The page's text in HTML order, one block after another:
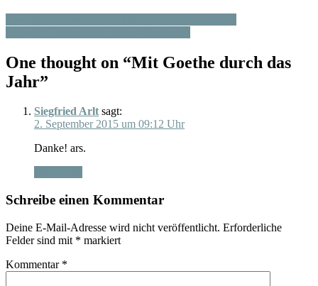
One thought on “Mit Goethe durch das
Jahr”
Siegfried Arlt sagt:
2. September 2015 um 09:12 Uhr
Danke! ars.
Schreibe einen Kommentar
Deine E-Mail-Adresse wird nicht veröffentlicht. Erforderliche
Felder sind mit * markiert
Kommentar *